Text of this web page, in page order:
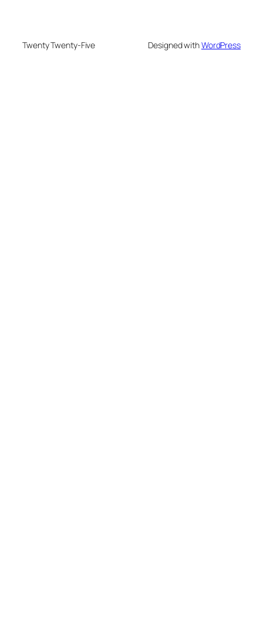
Twenty Twenty-Five Designed withWordPress